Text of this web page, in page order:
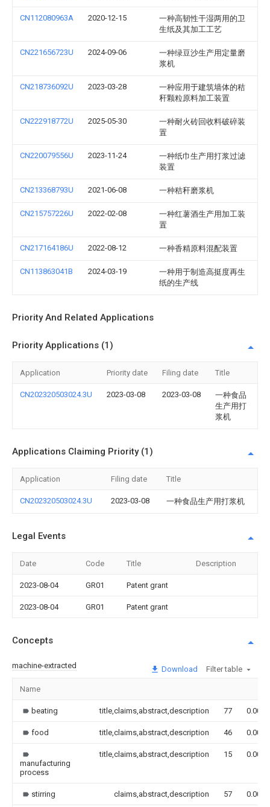
CN112080963A 2020-12-15
一种高韧性干湿两用的卫
生纸及其加工工艺
CN221656723U 2024-09-06
一种绿豆沙生产用定量磨
浆机
CN218736092U 2023-03-28
一种应用于建筑墙体的秸
秆颗粒原料加工装置
CN222918772U 2025-05-30
一种耐火砖回收料破碎装
置
CN220079556U 2023-11-24
一种纸巾生产用打浆过滤
装置
CN213368793U 2021-06-08 一种秸秆磨浆机
CN215757226U 2022-02-08
一种红薯酒生产用加工装
置
CN217164186U 2022-08-12 一种香精原料混配装置
CN113863041B 2024-03-19
一种用于制造高挺度再生
纸的生产线
Priority And Related Applications
Priority Applications (1)
Application Priority date Filing date Title
CN202320503024.3U 2023-03-08 2023-03-08
一种食品
生产用打
浆机
Applications Claiming Priority (1)
Application Filing date Title
CN202320503024.3U 2023-03-08 一种食品生产用打浆机
Legal Events
Date Code Title Description
2023-08-04 GR01 Patent grant
2023-08-04 GR01 Patent grant
Concepts
machine-extracted Download Filter table
Name
beating title,claims,abstract,description 77 0.000
food title,claims,abstract,description 46 0.000
manufacturing
process
title,claims,abstract,description 15 0.000
stirring claims,abstract,description 57 0.000